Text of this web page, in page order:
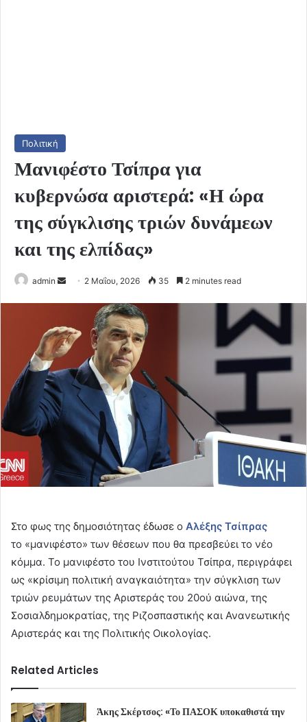
Πολιτική
Μανιφέστο Τσίπρα για
κυβερνώσα αριστερά: «Η ώρα
της σύγκλισης τριών δυνάμεων
και της ελπίδας»
admin
Send 2 Μαΐου, 2026 35 2 minutes read
Στο φως της δημοσιότητας έδωσε ο Αλέξης Τσίπρας
το «μανιφέστο» των θέσεων που θα πρεσβεύει το νέο
κόμμα. Το μανιφέστο του Ινστιτούτου Τσίπρα, περιγράφει
ως «κρίσιμη πολιτική αναγκαιότητα» την σύγκλιση των
τριών ρευμάτων της Αριστεράς του 20ού αιώνα, της
Σοσιαλδημοκρατίας, της Ριζοσπαστικής και Ανανεωτικής
Αριστεράς και της Πολιτικής Οικολογίας.
Related Articles
Άκης Σκέρτσος: «Το ΠΑΣΟΚ υποκαθιστά την